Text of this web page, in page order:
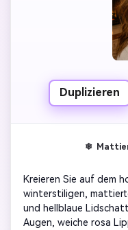
Duplizieren
❄
Kreieren Sie auf dem
winterstiligen,
und hellblaue
Augen, weiche rosa